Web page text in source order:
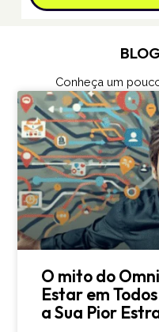
Conheça um
O mito do
Estar em
a Sua Pior